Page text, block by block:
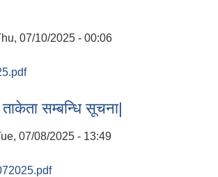
07/10/2025 - 00:06
सम्बन्धि सूचना|
07/08/2025 - 13:49